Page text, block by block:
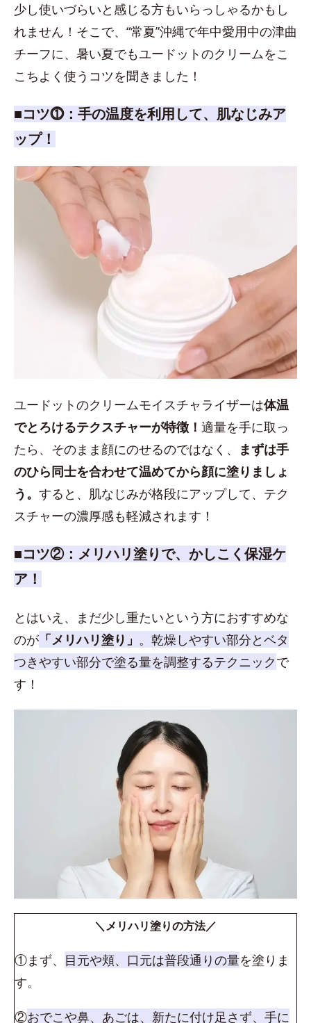
少し使いづらいと感じる方もいらっしゃるかもし
れません！そこで、“常夏”沖縄で年中愛用中の津曲
チーフに、暑い夏でもユードットのクリームをこ
こちよく使うコツを聞きました！
■コツ⓵：手の温度を利用して、肌なじみア
ップ！
ユードットのクリームモイスチャライザーは体温
でとろけるテクスチャーが特徴！ 適量を手に取っ
たら、そのまま顔にのせるのではなく、
まずは手
のひら同士を合わせて温めてから顔に塗りましょ
う。 すると、肌なじみが格段にアップして、テク
スチャーの濃厚感も軽減されます！
■コツ②：メリハリ塗りで、かしこく保湿ケ
ア！
とはいえ、まだ少し重たいという方におすすめな
のが 「メリハリ塗り」 。乾燥しやすい部分とベタ
つきやすい部分で塗る量を調整するテクニックで
す！
＼メリハリ塗りの方法／
①まず、 目元や頬、口元は普段通りの量を塗りま
す。
②おでこや鼻、あごは、新たに付け足さず、手に